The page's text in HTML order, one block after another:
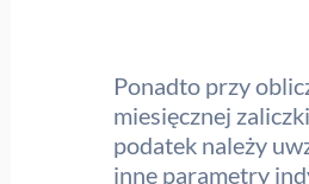
Ponadto przy
miesięcznej
podatek należy
inne parametry